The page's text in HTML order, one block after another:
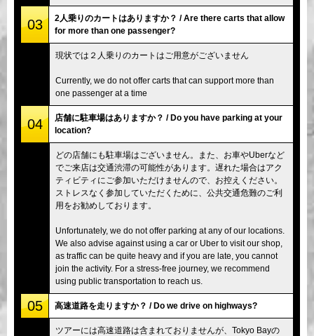
03
2人乗りのカートはありますか？ / Are there carts that allow
for more than one passenger?
現状では２人乗りのカートはご用意がございません
Currently, we do not offer carts that can support more than
one passenger at a time
04
店舗に駐車場はありますか？ / Do you have parking at your
location?
どの店舗にも駐車場はございません。また、お車やUberなど
でご来店は交通渋滞の可能性があります。遅れた場合はアク
ティビティにご参加いただけませんので、お控えください。
ストレスなく参加していただくために、公共交通危難のご利
用をお勧めしております。
Unfortunately, we do not offer parking at any of our locations.
We also advise against using a car or Uber to visit our shop,
as traffic can be quite heavy and if you are late, you cannot
join the activity. For a stress-free journey, we recommend
using public transportation to reach us.
05 高速道路を走りますか？ / Do we drive on highways?
ツアーには高速道路は含まれておりませんが、Tokyo Bayの